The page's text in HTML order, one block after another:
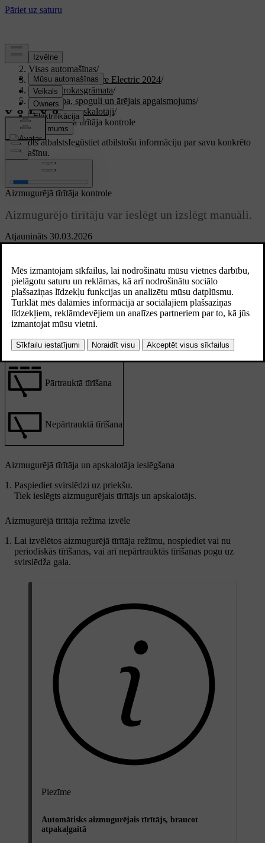
Atbalsts
Visas automašīnas/
XC40 Recharge Pure Electric 2024/
Lietotāja rokasgrāmata/
Redzamība, spoguļi un ārējais apgaismojums/
Tīrītāji un apskalotāji/
Aizmugurējā tīrītāja kontrole
Pielāgots atbalstsIegūstiet atbilstošu informāciju par savu konkrēto
automašīnu.
Pierakstīties
Atjaunināts 30.03.2026
Aizmugurējā tīrītāja kontrole
Aizmugurējo tīrītāju var ieslēgt un izslēgt manuāli.
Aizmugurējā tīrītāja vadības ierīces atrodas uz stūres
rata labās puses svirslēdža.
Pārtrauktā tīrīšana
Nepārtrauktā tīrīšana
Aizmugurējā tīrītāja un apskalotāja ieslēgšana
Paspiediet svirslēdzi uz priekšu.
Tiek ieslēgts aizmugurējais tīrītājs un apskalotājs.
Aizmugurējā tīrītāja režīma izvēle
Lai izvēlētos aizmugurējā tīrītāja režīmu, nospiediet vai nu
periodiskās tīrīšanas, vai arī nepārtrauktās tīrīšanas pogu uz
svirslēdža gala.
Piezīme
Automātisks aizmugurējais tīrītājs, braucot
atpakaļgaitā